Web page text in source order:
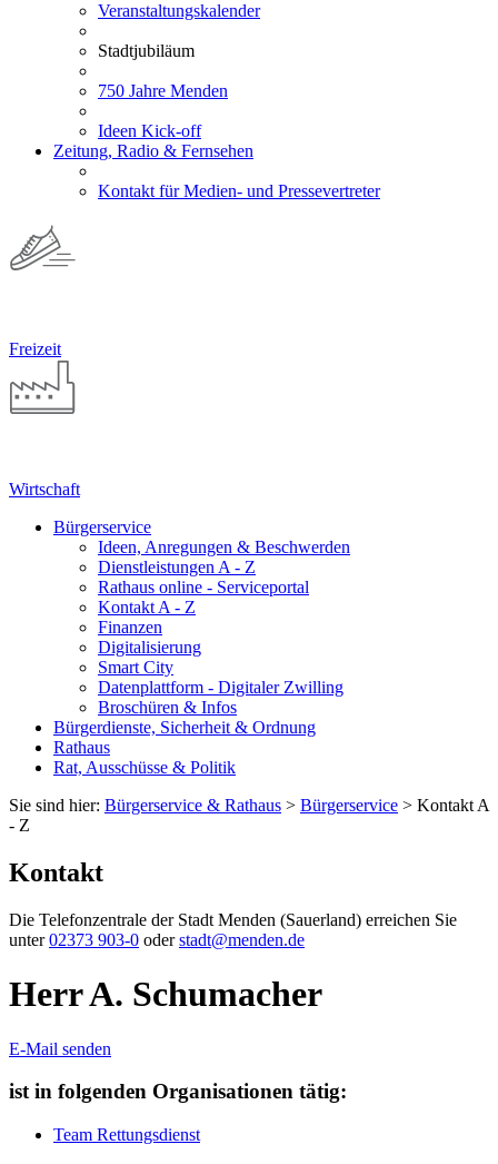
Veranstaltungskalender
Stadtjubiläum
750 Jahre Menden
Ideen Kick-off
Zeitung, Radio & Fernsehen
Kontakt für Medien- und Pressevertreter
Freizeit
Wirtschaft
Bürgerservice
Ideen, Anregungen & Beschwerden
Dienstleistungen A - Z
Rathaus online - Serviceportal
Kontakt A - Z
Finanzen
Digitalisierung
Smart City
Datenplattform - Digitaler Zwilling
Broschüren & Infos
Bürgerdienste, Sicherheit & Ordnung
Rathaus
Rat, Ausschüsse & Politik
Sie sind hier: Bürgerservice & Rathaus > Bürgerservice > Kontakt A
- Z
Kontakt
Die Telefonzentrale der Stadt Menden (Sauerland) erreichen Sie
unter02373 903-0 oderstadt@menden.de
Herr A. Schumacher
E-Mail senden
ist in folgenden Organisationen tätig:
Team Rettungsdienst